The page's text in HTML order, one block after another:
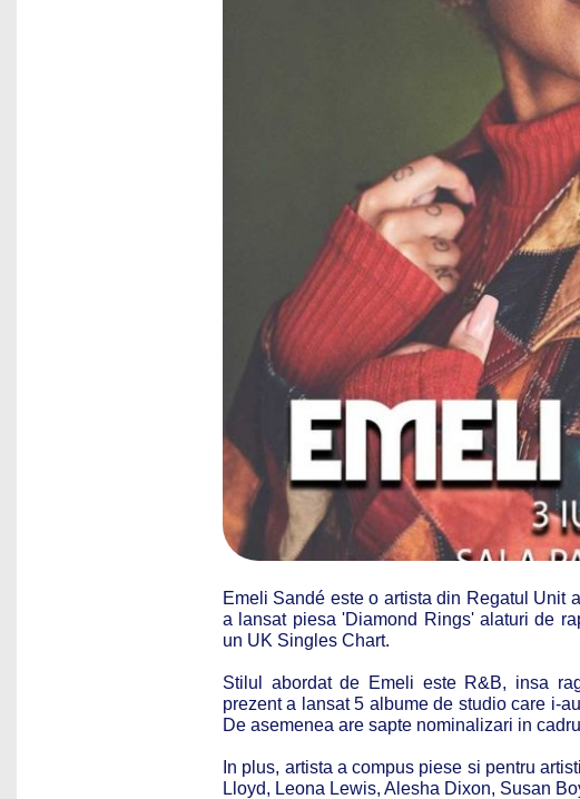
Emeli Sandé este o artista din Regatul Unit
a lansat piesa 'Diamond Rings' alaturi de
un UK Singles Chart.
Stilul abordat de Emeli este R&B, insa
prezent a lansat 5 albume de studio care i-
De asemenea are sapte nominalizari in
In plus, artista a compus piese si pentru
Lloyd, Leona Lewis, Alesha Dixon, Susan